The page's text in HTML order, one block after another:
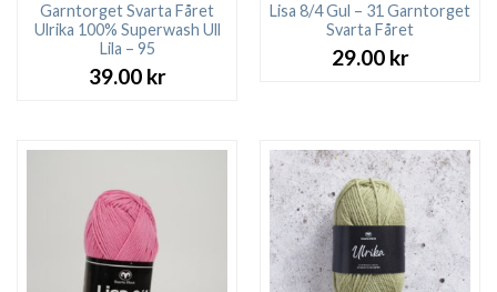
Garntorget Svarta Fåret
Ulrika 100% Superwash Ull
Lila – 95
39.00 kr
Lisa 8/4 Gul – 31 Garntorget
Svarta Fåret
29.00 kr